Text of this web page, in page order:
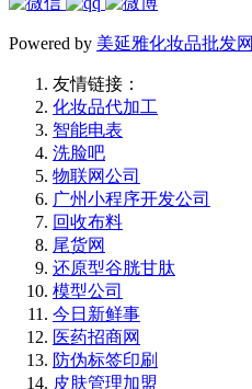
Powered by 美延雅化妆品批发网
友情链接：
化妆品代加工
智能电表
洗脸吧
物联网公司
广州小程序开发公司
回收布料
尾货网
还原型谷胱甘肽
模型公司
今日新鲜事
医药招商网
防伪标签印刷
皮肤管理加盟